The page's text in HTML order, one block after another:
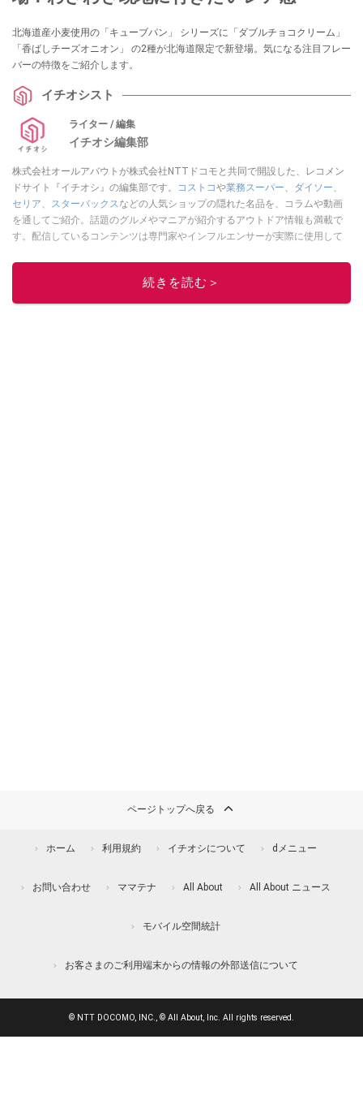
北海道産小麦使用の「キューブパン」 シリーズに「ダブルチョコクリーム」
「香ばしチーズオニオン」 の2種が北海道限定で新登場。気になる注目フレー
バーの特徴をご紹介します。
イチオシスト
ライター / 編集
イチオシ編集部
株式会社オールアバウトが株式会社NTTドコモと共同で開設した、レコメン
ドサイト『イチオシ』の編集部です。
コストコや業務スーパー ダイソー
セリア
スターバックス などの人気ショップの隠れた名品を、コラムや動画
を通してご紹介。話題のグルメやマニアが紹介するアウトドア情報も満載で
す。配信しているコンテンツは専門家やインフルエンサーが実際に使用して
ニュースでフォロー
続きを読む＞
ページトップへ戻る
ホーム 利用規約 イチオシについて dメニュー
お問い合わせ ママテナ All About All About ニュース
モバイル空間統計
お客さまのご利用端末からの情報の外部送信について
© NTT DOCOMO, INC., © All About, Inc. All rights reserved.